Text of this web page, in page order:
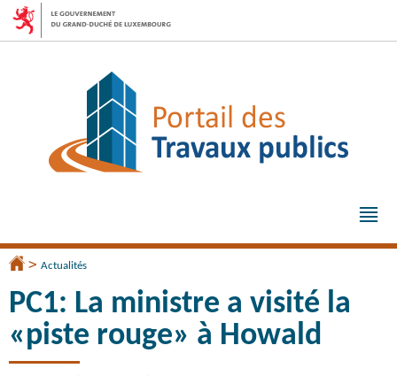
Aller
Aller
Accueil
> Actualités
PC1: La ministre a visité la
«piste rouge» à Howald